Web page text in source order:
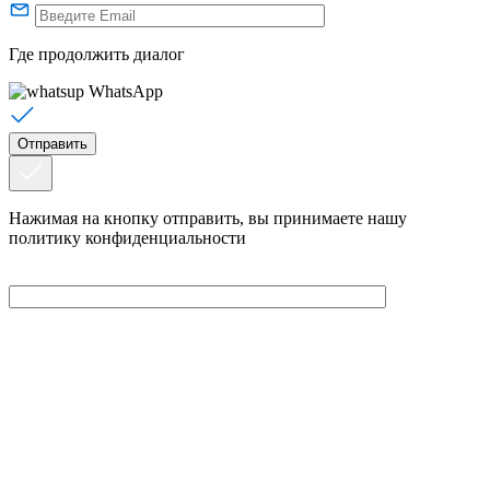
Где продолжить диалог
WhatsApp
Нажимая на кнопку отправить, вы принимаете нашу
политику конфиденциальности